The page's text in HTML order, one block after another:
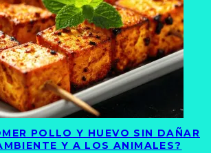
POLLO Y HUEVO SIN DAÑAR
Y A LOS ANIMALES?